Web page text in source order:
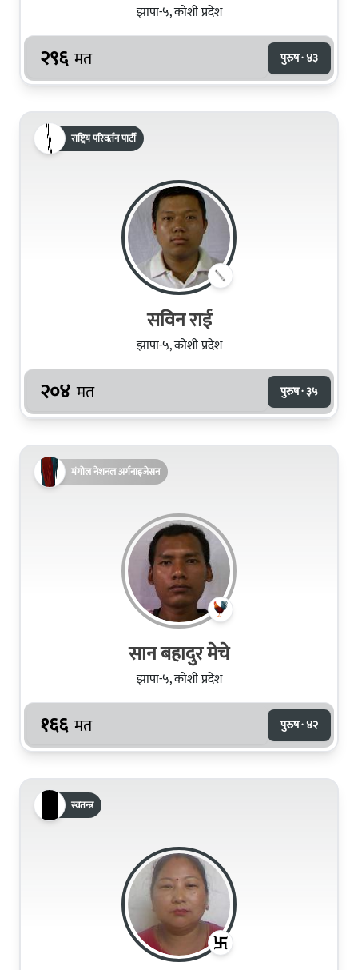
झापा-५, कोशी प्रदेश
२९६ मत पुरुष · ४३
राष्ट्रिय परिवर्तन पार्टी
सविन राई
झापा-५, कोशी प्रदेश
२०४ मत पुरुष · ३५
मंगोल नेशनल अर्गनाइजेसन
सान बहादुर मेचे
झापा-५, कोशी प्रदेश
१६६ मत पुरुष · ४२
स्वतन्त्र